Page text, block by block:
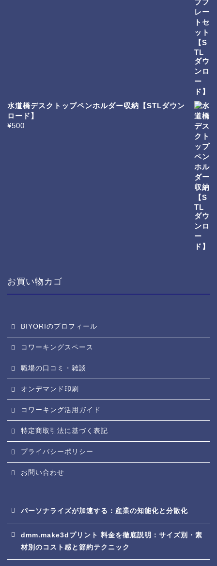
水道橋デスクトップペンホルダー収納【STLダウン
ロード】
¥500
お買い物カゴ
BIYORIのプロフィール
コワーキングスペース
職場の口コミ・雑談
オンデマンド印刷
コワーキング活用ガイド
特定商取引法に基づく表記
プライバシーポリシー
お問い合わせ
パーソナライズが加速する：産業の知能化と分散化
dmm.make3dプリント 料金を徹底説明：サイズ別・素
材別のコスト感と節約テクニック